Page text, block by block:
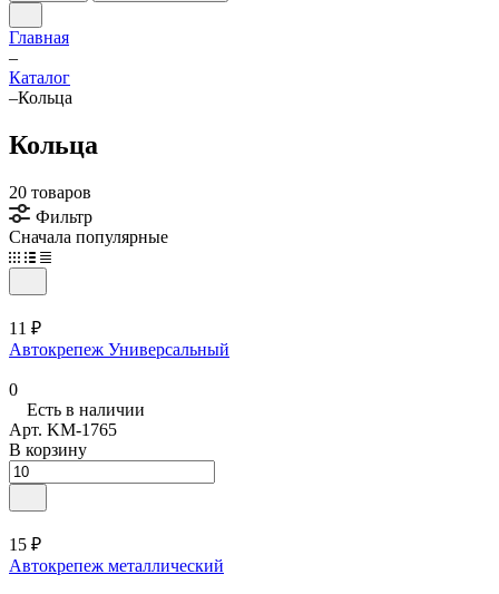
Главная
–
Каталог
–Кольца
Кольца
20 товаров
Фильтр
Сначала популярные
11 ₽
Автокрепеж Универсальный
0
Есть в наличии
Арт. KM-1765
В корзину
15 ₽
Автокрепеж металлический